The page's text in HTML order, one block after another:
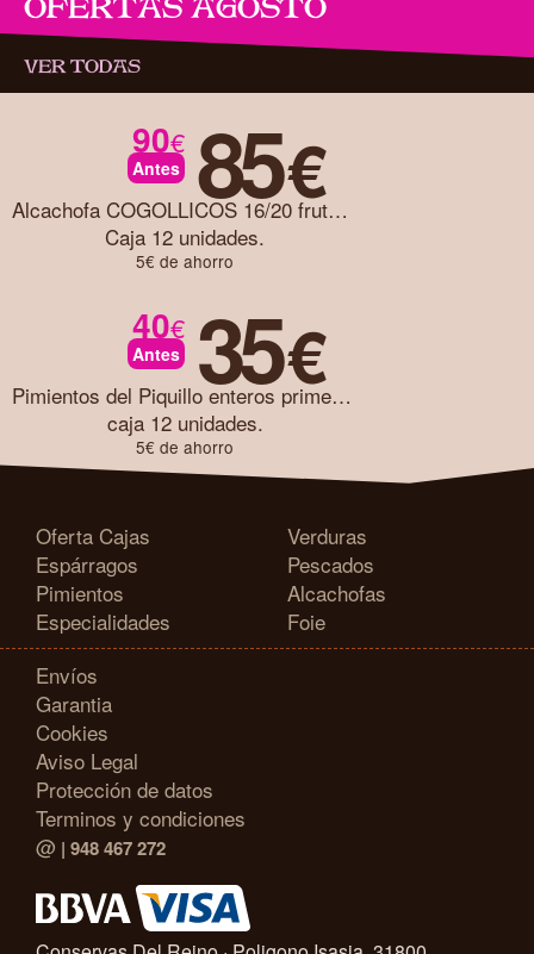
OFERTAS AGOSTO
VER TODAS
90€
Antes 85€ Alcachofa COGOLLICOS 16/20 frutos caja 12 unidades
Caja 12 unidades.
5€ de ahorro
40€
Antes 35€ Pimientos del Piquillo enteros primera caja 12 unidades
caja 12 unidades.
5€ de ahorro
Oferta Cajas
Espárragos
Pimientos
Especialidades
Verduras
Pescados
Alcachofas
Foie
Envíos
Garantia
Cookies
Aviso Legal
Protección de datos
Terminos y condiciones
@ | 948 467 272